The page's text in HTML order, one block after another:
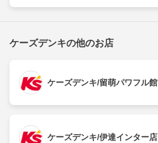
ケーズデンキの他のお店
ケーズデンキ/留萌パワフル館
ケーズデンキ/伊達インター店